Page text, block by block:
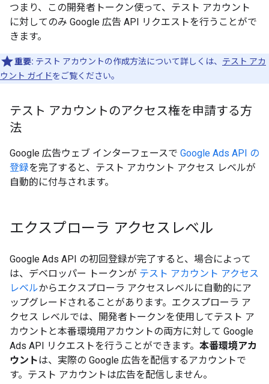
つまり、この開発者トークン使って、テスト アカウント
に対してのみ Google 広告 API リクエストを行うことがで
きます。
重要: テスト アカウントの作成方法について詳しくは、 テスト アカ
ウント ガイドをご覧ください。
テスト アカウントのアクセス権を申請する方
法
Google 広告ウェブ インターフェースで Google Ads API の
登録を完了すると、テスト アカウント アクセス レベルが
自動的に付与されます。
エクスプローラ アクセスレベル
Google Ads API の初回登録が完了すると、場合によって
は、デベロッパー トークンが テスト アカウント アクセス
レベルからエクスプローラ アクセスレベルに自動的にア
ップグレードされることがあります。エクスプローラ ア
クセス レベルでは、開発者トークンを使用してテスト ア
カウントと本番環境用アカウントの両方に対して Google
Ads API リクエストを行うことができます。 本番環境アカ
ウントは、実際の Google 広告を配信するアカウントで
す。テスト アカウントは広告を配信しません。